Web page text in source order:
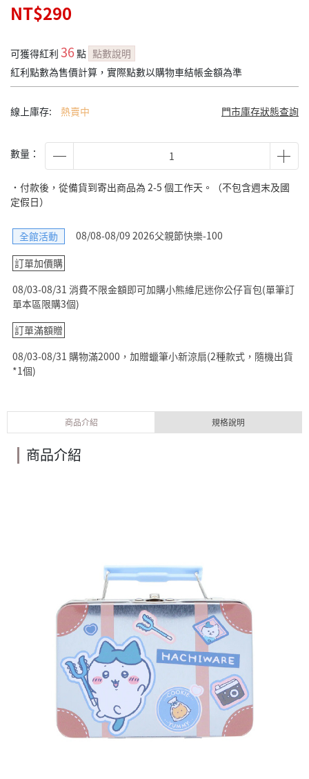
NT$290
可獲得紅利 36點 點數說明
紅利點數為售價計算，實際點數以購物車結帳金額為準
線上庫存: 熱賣中 門市庫存狀態查詢
數量：
˙付款後，從備貨到寄出商品為 2-5 個工作天。（不包含週末及國
定假日）
全館活動
08/08-08/09 2026父親節快樂-100
訂單加價購
08/03-08/31 消費不限金額即可加購小熊維尼迷你公仔盲包(單筆訂
單本區限購3個)
訂單滿額贈
08/03-08/31 購物滿2000，加贈蠟筆小新涼扇(2種款式，隨機出貨
*1個)
商品介紹 規格說明
商品介紹